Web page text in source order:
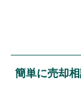
簡単に売却